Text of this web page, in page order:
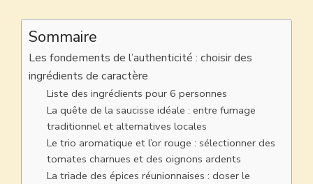
Sommaire
Les fondements de l’authenticité : choisir des
ingrédients de caractère
Liste des ingrédients pour 6 personnes
La quête de la saucisse idéale : entre fumage
traditionnel et alternatives locales
Le trio aromatique et l’or rouge : sélectionner des
tomates charnues et des oignons ardents
La triade des épices réunionnaises : doser le